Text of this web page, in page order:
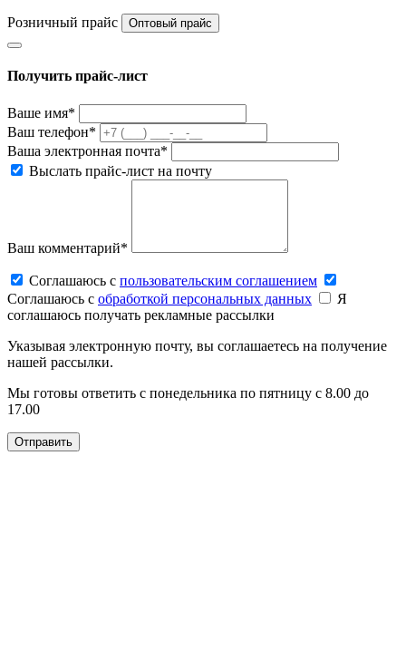
Розничный прайс Оптовый прайс
Получить прайс-лист
Ваше имя*
Ваш телефон*
Ваша электронная почта*
Выслать прайс-лист на почту
Ваш комментарий*
Соглашаюсь c пользовательским соглашением
Соглашаюсь c обработкой персональных данных
Я
соглашаюсь получать рекламные рассылки
Указывая электронную почту, вы соглашаетесь на получение
нашей рассылки.
Мы готовы ответить с понедельника по пятницу с 8.00 до
17.00